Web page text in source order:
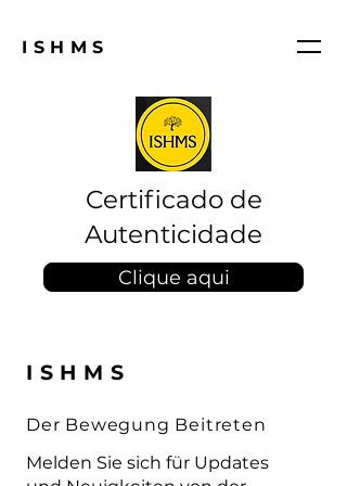
ISHMS
Certificado de
Autenticidade
Clique aqui
ISHMS
Der Bewegung Beitreten
Melden Sie sich für Updates